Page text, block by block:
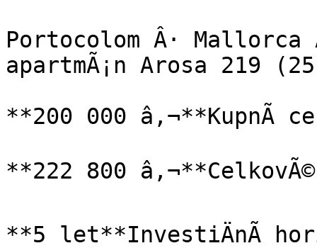
Portocolom Â· Mallorca
apartmÃ¡n Arosa 219
**200 000 â‚¬**KupnÃ­
**222 800
**5 let**InvestiÄnÃ­